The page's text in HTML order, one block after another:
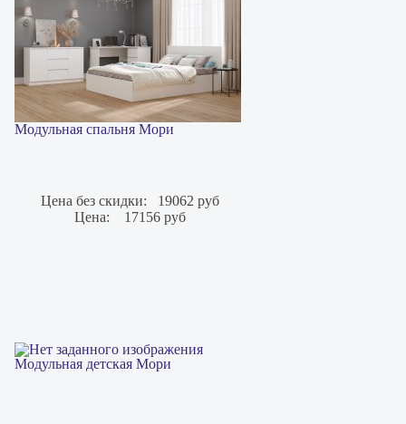
Модульная спальня Мори
Цена без скидки:
19062 руб
Цена:
17156 руб
Модульная детская Мори